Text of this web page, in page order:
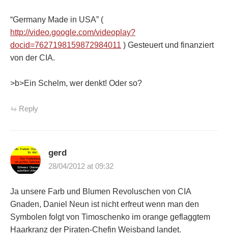
“Germany Made in USA” (
http://video.google.com/videoplay?
docid=7627198159872984011 ) Gesteuert und finanziert
von der CIA.
>b>Ein Schelm, wer denkt! Oder so?
Reply
gerd
28/04/2012 at 09:32
Ja unsere Farb und Blumen Revoluschen von CIA
Gnaden, Daniel Neun ist nicht erfreut wenn man den
Symbolen folgt von Timoschenko im orange geflaggtem
Haarkranz der Piraten-Chefin Weisband landet.